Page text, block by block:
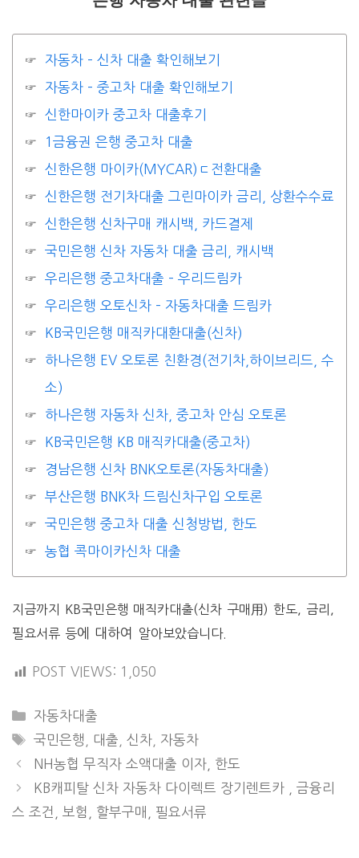
자동차 – 신차 대출 확인해보기
자동차 – 중고차 대출 확인해보기
신한마이카 중고차 대출후기
1금융권 은행 중고차 대출
신한은행 마이카(MYCAR)ㄷ전환대출
신한은행 전기차대출 그린마이카 금리, 상환수수료
신한은행 신차구매 캐시백, 카드결제
국민은행 신차 자동차 대출 금리, 캐시백
우리은행 중고차대출 – 우리드림카
우리은행 오토신차 – 자동차대출 드림카
KB국민은행 매직카대환대출(신차)
하나은행 EV 오토론 친환경(전기차,하이브리드, 수
소)
하나은행 자동차 신차, 중고차 안심 오토론
KB국민은행 KB 매직카대출(중고차)
경남은행 신차 BNK오토론(자동차대출)
부산은행 BNK차 드림신차구입 오토론
국민은행 중고차 대출 신청방법, 한도
농협 콕마이카신차 대출
지금까지 KB국민은행 매직카대출(신차 구매用) 한도, 금리,
필요서류 등에 대하여 알아보았습니다.
POST VIEWS: 1,050
CATEGORIES
자동차대출
TAGS
국민은행 대출 ,신차
자동차
NH농협 무직자 소액대출 이자, 한도
KB캐피탈 신차 자동차 다이렉트 장기렌트카 , 금융리
스 조건, 보험, 할부구매, 필요서류